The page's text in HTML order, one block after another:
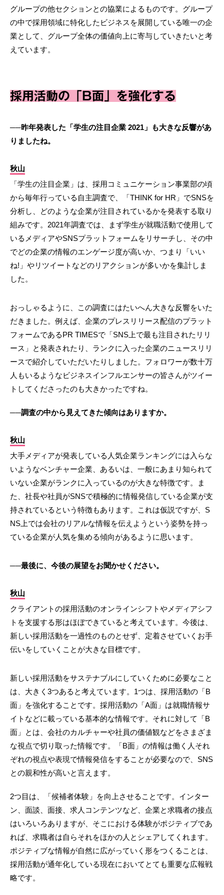
グループの他セクションとの協業によるものです。グループ
の中で採用領域に特化したビジネスを展開している唯一の企
業として、グループ全体の価値向上に寄与していきたいと考
えています。
採用活動の「B面」を強化する
──昨年発表した「学⽣の注⽬企業 2021」も大きな反響があ
りましたね。
秋山
「学生の注目企業」は、採用コミュニケーション事業部の頃
から毎年行っている自主調査で、「THINK for HR」でSNSを
分析し、どのような企業が注目されているかを発表する取り
組みです。2021年調査では、まず学生が就職活動で使用して
いるメディアやSNSプラットフォームをリサーチし、その中
でどの企業の情報のエンゲージ度が高いか、つまり「いい
ね!」やリツイートなどのリアクションが多いかを集計しま
した。
おっしゃるように、この調査にはたいへん大きな反響をいた
だきました。例えば、企業のプレスリリース配信のプラット
フォームであるPR TIMESで「SNS上で最も注目されたリリ
ース」と発表されたり、ランクに入った企業のニュースリリ
ースで紹介していただいたりしました。フォロワーが数十万
人もいるようなビジネスインフルエンサーの皆さんがツイー
トしてくださったのも大きかったですね。
──調査の中から見えてきた傾向はありますか。
秋山
大手メディアが発表している人気企業ランキングには入らな
いようなベンチャー企業、あるいは、一般にあまり知られて
いない企業がランクに入っているのが大きな特徴です。ま
た、社長や社員がSNSで積極的に情報発信している企業が支
持されているという特徴もあります。これは仮説ですが、S
NS上では会社のリアルな情報を伝えようという姿勢を持っ
ている企業が人気を集める傾向があるように思います。
──最後に、今後の展望をお聞かせください。
秋山
クライアントの採用活動のオンラインシフトやメディアシフ
トを支援する形はほぼできていると考えています。今後は、
新しい採用活動を一過性のものとせず、定着させていくお手
伝いをしていくことが大きな目標です。
新しい採用活動をサステナブルにしていくために必要なこと
は、大きく3つあると考えています。1つは、採用活動の「B
面」を強化することです。採用活動の「A面」は就職情報サ
イトなどに載っている基本的な情報です。それに対して「B
面」とは、会社のカルチャーや社員の価値観などをさまざま
な視点で切り取った情報です。「B面」の情報は働く人それ
ぞれの視点や表現で情報発信をすることが必要なので、SNS
との親和性が高いと言えます。
2つ目は、「候補者体験」を向上させることです。インター
ン、面談、面接、求人コンテンツなど、企業と求職者の接点
はいろいろありますが、そこにおける体験がポジティブであ
れば、求職者は自らそれをほかの人とシェアしてくれます。
ポジティブな情報が自然に広がっていく形をつくることは、
採用活動が通年化している現在においてとても重要な広報戦
略です。